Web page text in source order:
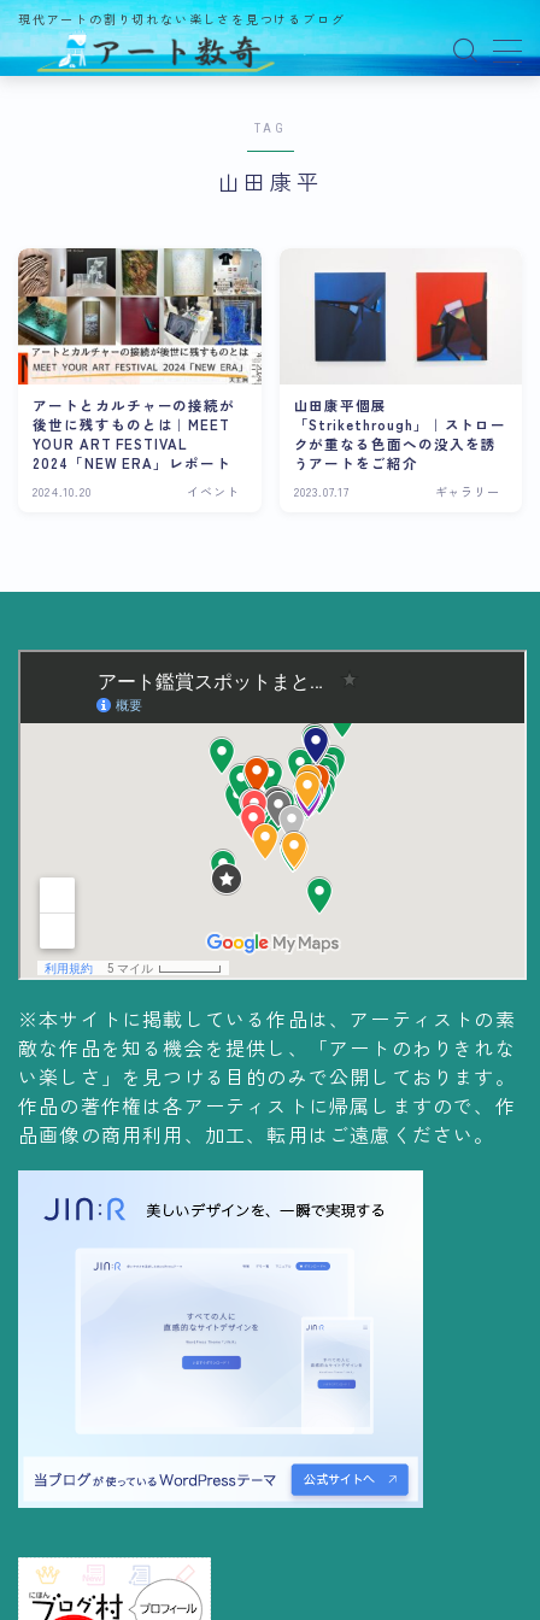
現代アートの割り切れない楽しさを見つけるブログ
ギャラリー
百貨店
美術館・博物館
オルタナティブスペース
アートフェア
アート探究
用語解説
データ・メディア
買う
アイテム・サービス
コレクションの仕方
Yoshiteru Collection
飾る
飾り方
TAG
山田康平
アートとカルチャーの接続が
後世に残すものとは｜MEET
YOUR ART FESTIVAL
2024「NEW ERA」レポート
2024.10.20 イベント
山田康平個展
「Strikethrough」｜ストロー
クが重なる色面への没入を誘
うアートをご紹介
2023.07.17 ギャラリー
※本サイトに掲載している作品は、アーティストの素
敵な作品を知る機会を提供し、「アートのわりきれな
い楽しさ」を見つける目的のみで公開しております。
作品の著作権は各アーティストに帰属しますので、作
品画像の商用利用、加工、転用はご遠慮ください。